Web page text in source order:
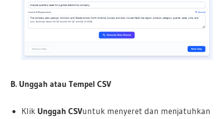
B. Unggah atau Tempel CSV
Klik Unggah CSVuntuk menyeret dan menjatuhkan